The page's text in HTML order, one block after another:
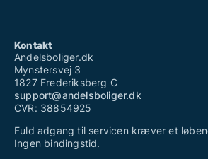
Kontakt
Andelsboliger.dk
Mynstersvej 3
1827 Frederiksberg C
support@andelsboliger.dk
CVR: 38854925
Fuld adgang til servicen kræver et
Ingen bindingstid.